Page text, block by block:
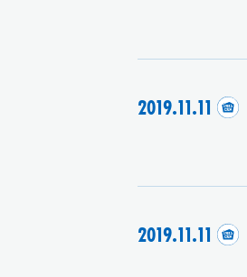
2019.11.11
2019.11.11